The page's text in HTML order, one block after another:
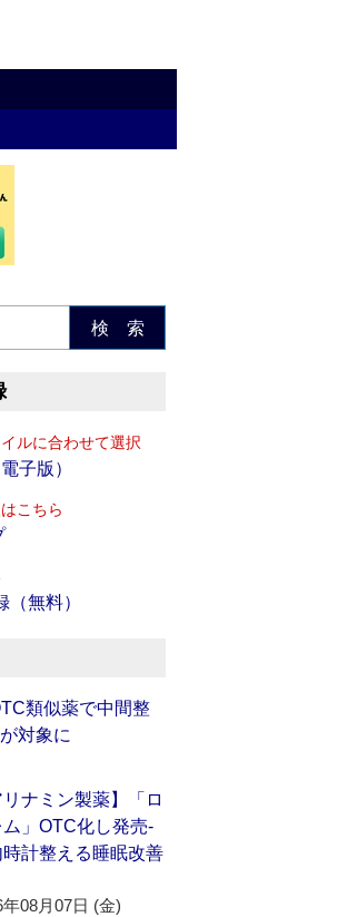
検 索
ルに合わせて選択
子版）
こちら
（無料）
類似薬で中間整
対象に
リナミン製薬】「ロ
」OTC化し発売‐
計整える睡眠改善
年08月07日 (金)